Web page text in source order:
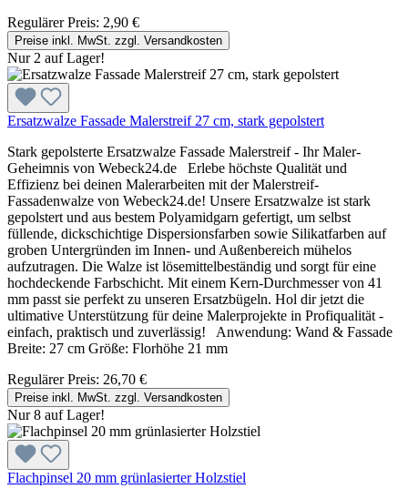
Regulärer Preis: 2,90 €
Preise inkl. MwSt. zzgl. Versandkosten
Nur 2 auf Lager!
Ersatzwalze Fassade Malerstreif 27 cm, stark gepolstert
Stark gepolsterte Ersatzwalze Fassade Malerstreif - Ihr Maler-
Geheimnis von Webeck24.de Erlebe höchste Qualität und
Effizienz bei deinen Malerarbeiten mit der Malerstreif-
Fassadenwalze von Webeck24.de! Unsere Ersatzwalze ist stark
gepolstert und aus bestem Polyamidgarn gefertigt, um selbst
füllende, dickschichtige Dispersionsfarben sowie Silikatfarben auf
groben Untergründen im Innen- und Außenbereich mühelos
aufzutragen. Die Walze ist lösemittelbeständig und sorgt für eine
hochdeckende Farbschicht. Mit einem Kern-Durchmesser von 41
mm passt sie perfekt zu unseren Ersatzbügeln. Hol dir jetzt die
ultimative Unterstützung für deine Malerprojekte in Profiqualität -
einfach, praktisch und zuverlässig! Anwendung: Wand & Fassade
Breite: 27 cm Größe: Florhöhe 21 mm
Regulärer Preis: 26,70 €
Preise inkl. MwSt. zzgl. Versandkosten
Nur 8 auf Lager!
Flachpinsel 20 mm grünlasierter Holzstiel